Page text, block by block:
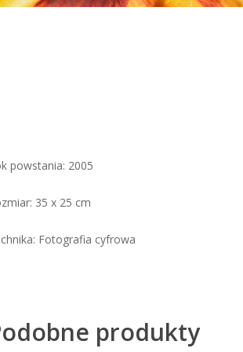
powstania: 2005
35 x 25 cm
Fotografia cyfrowa
produkty